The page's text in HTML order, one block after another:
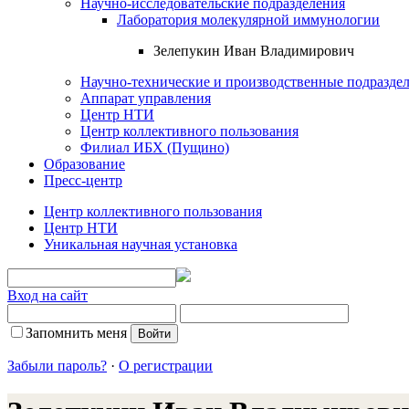
Лаборатория молекулярной иммунологии
Зелепукин Иван Владимирович
Научно-технические и производственные
Аппарат управления
Центр НТИ
Центр коллективного пользования
Филиал ИБХ (Пущино)
Образование
Пресс-центр
Центр коллективного пользования
Центр НТИ
Уникальная научная установка
Вход на сайт
Запомнить меня
Забыли пароль? · О регистрации